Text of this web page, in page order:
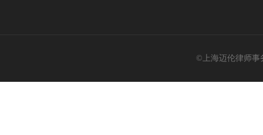
©上海迈伦律师事